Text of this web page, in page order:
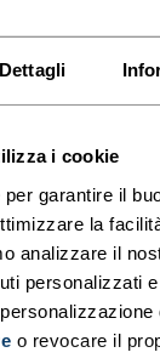
Dettagli
i cookie
garantire il
la
analizzare il
personalizzati
o revocare il
PER
E
ideale per
baselayer,
comfort.